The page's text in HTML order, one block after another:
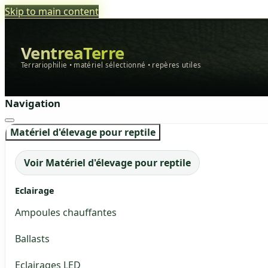
Skip to main content
VentreaTerre
Terrariophilie • matériel sélectionné • repères utiles
Navigation
Matériel d'élevage pour reptile
Voir Matériel d'élevage pour reptile
Eclairage
Ampoules chauffantes
Ballasts
Eclairages LED